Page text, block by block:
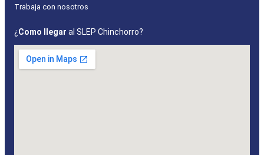
Trabaja con nosotros
¿ Como llegar al SLEP Chinchorro?